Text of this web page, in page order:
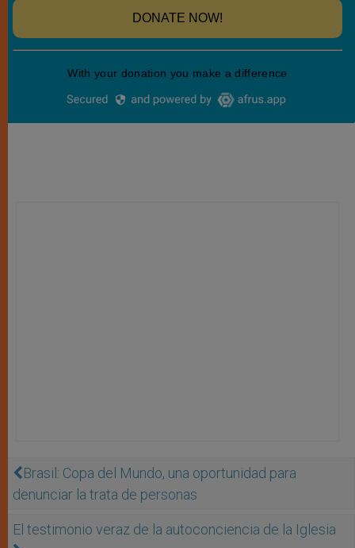
Brasil: Copa del Mundo, una oportunidad para
denunciar la trata de personas
El testimonio veraz de la autoconciencia de la Iglesia